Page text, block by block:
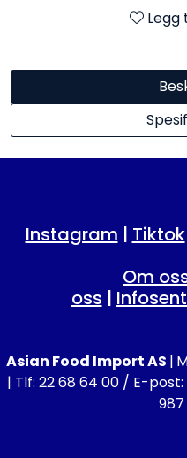
Instagram | Tiktok
Om
oss |
Asian Food Import AS |
| Tlf: 22 68 64 00 / E-post:
987